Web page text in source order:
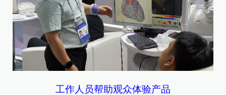
工作人员帮助观众体验产品